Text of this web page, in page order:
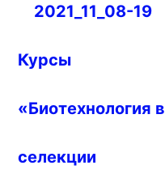
записям
2021_11_08-19
Курсы
«Биотехнология в
селекции